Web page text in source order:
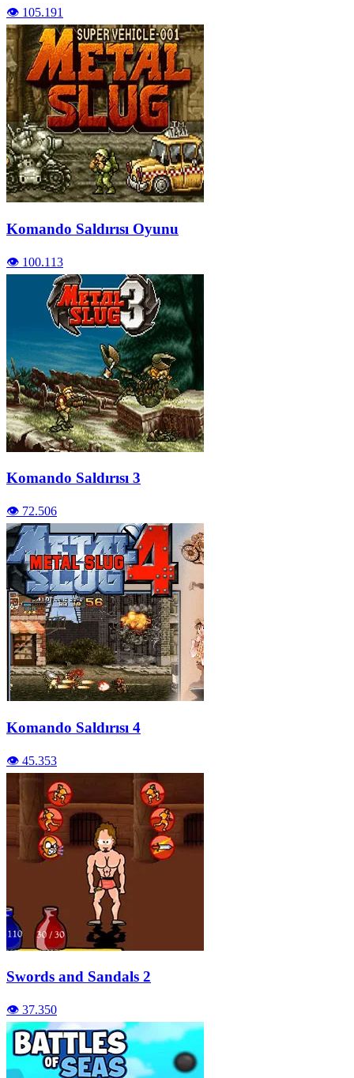
👁️ 105.191
Komando Saldırısı Oyunu
👁️ 100.113
Komando Saldırısı 3
👁️ 72.506
Komando Saldırısı 4
👁️ 45.353
Swords and Sandals 2
👁️ 37.350